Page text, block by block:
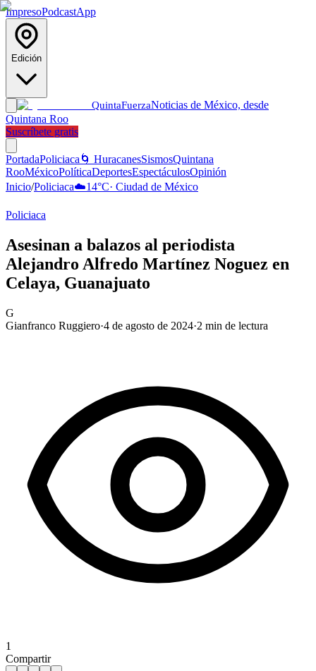
ImpresoPodcastApp
Edición
QuintaFuerzaNoticias de México, desde
Quintana Roo
Suscríbete gratis
PortadaPoliciaca 🌀 HuracanesSismosQuintana
RooMéxicoPolíticaDeportesEspectáculosOpinión
Inicio/Policiaca☁️14°C· Ciudad de México
Policiaca
Asesinan a balazos al periodista
Alejandro Alfredo Martínez Noguez en
Celaya, Guanajuato
G
Gianfranco Ruggiero·4 de agosto de 2024·2 min de lectura
1
Compartir